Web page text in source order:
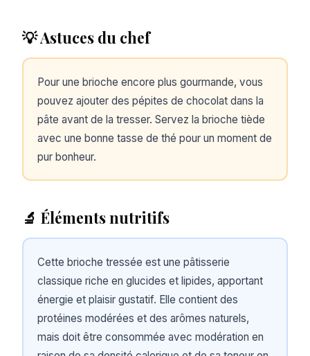
💡 Astuces du chef
Pour une brioche encore plus gourmande, vous
pouvez ajouter des pépites de chocolat dans la
pâte avant de la tresser. Servez la brioche tiède
avec une bonne tasse de thé pour un moment de
pur bonheur.
🔬 Éléments nutritifs
Cette brioche tressée est une pâtisserie
classique riche en glucides et lipides, apportant
énergie et plaisir gustatif. Elle contient des
protéines modérées et des arômes naturels,
mais doit être consommée avec modération en